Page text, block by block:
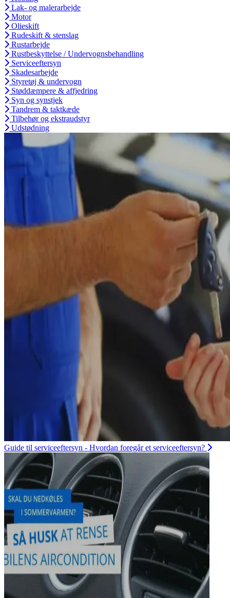
Lak- og malerarbejde
Motor
Olieskift
Rudeskift & stenslag
Rustarbejde
Rustbeskyttelse / Undervognsbehandling
Serviceeftersyn
Skadesarbejde
Styretøj & undervogn
Støddæmpere & affjedring
Syn og synstjek
Tandrem & taktkæde
Tilbehør og ekstraudstyr
Udstødning
Guide til serviceeftersyn - Hvordan foregår et serviceeftersyn?